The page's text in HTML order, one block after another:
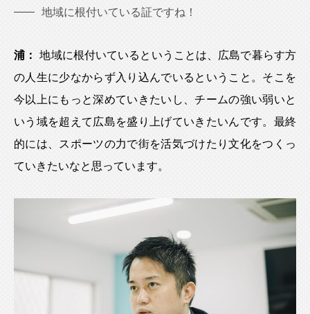
地域に根付いている証ですね！
浦：
地域に根付いているということは、広島で暮らす方
の人生に少なからず入り込んでいるということ。そこを
今以上にもっと深めていきたいし、チームの強い弱いと
いう域を超えて広島を盛り上げていきたいんです。最終
的には、スポーツの力で街を活気づけたり文化をつくっ
ていきたいなと思っています。